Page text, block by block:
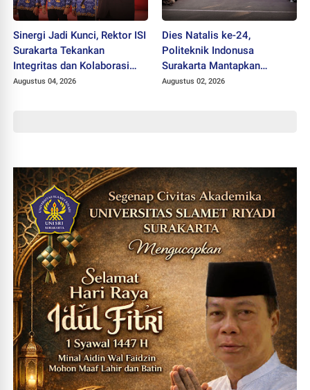
Sinergi Jadi Kunci, Rektor ISI
Surakarta Tekankan
Integritas dan Kolaborasi
pada Pejabat Baru
Augustus 04, 2026
Dies Natalis ke-24,
Politeknik Indonusa
Surakarta Mantapkan
Langkah Bertransformasi
Augustus 02, 2026